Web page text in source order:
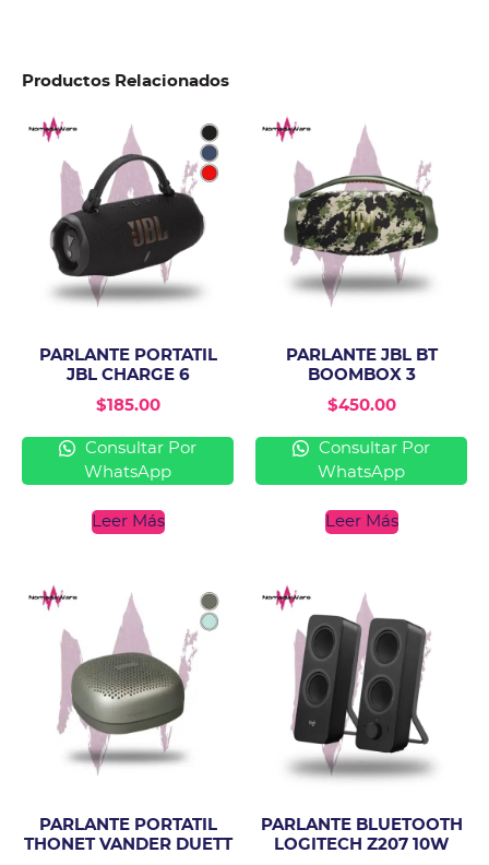
Productos Relacionados
PARLANTE PORTATIL
JBL CHARGE 6
$185.00
Consultar Por
WhatsApp
Leer Más
PARLANTE JBL BT
BOOMBOX 3
$450.00
Consultar Por
WhatsApp
Leer Más
PARLANTE PORTATIL
THONET VANDER DUETT
PARLANTE BLUETOOTH
LOGITECH Z207 10W